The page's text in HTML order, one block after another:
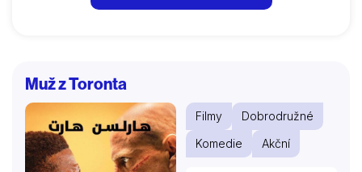
Muž z Toronta
Filmy
Dobrodružné
Komedie
Akční